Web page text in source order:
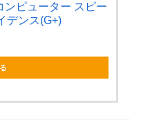
ンピューター スピー
デンス(G+)